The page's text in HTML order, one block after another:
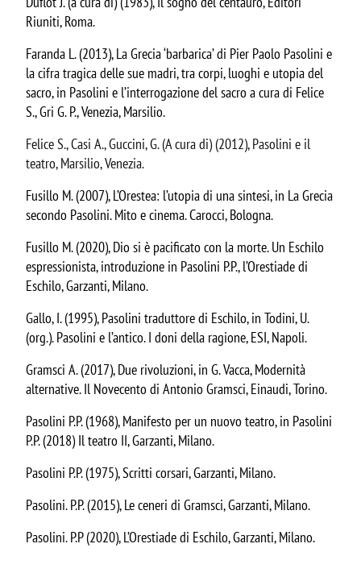
Riuniti, Roma.
Faranda L. (2013), La Grecia ‘barbarica’ di Pier Paolo Pasolini e
la cifra tragica delle sue madri, tra corpi, luoghi e utopia del
sacro, in Pasolini e l’interrogazione del sacro a cura di Felice
S., Gri G. P., Venezia, Marsilio.
Felice S., Casi A., Guccini, G. (A cura di) (2012), Pasolini e il
teatro, Marsilio, Venezia.
Fusillo M. (2007), L’Orestea: l’utopia di una sintesi, in La Grecia
secondo Pasolini. Mito e cinema. Carocci, Bologna.
Fusillo M. (2020), Dio si è pacificato con la morte. Un Eschilo
espressionista, introduzione in Pasolini P.P., l’Orestiade di
Eschilo, Garzanti, Milano.
Gallo, I. (1995), Pasolini traduttore di Eschilo, in Todini, U.
(org.). Pasolini e l’antico. I doni della ragione, ESI, Napoli.
Gramsci A. (2017), Due rivoluzioni, in G. Vacca, Modernità
alternative. Il Novecento di Antonio Gramsci, Einaudi, Torino.
Pasolini P.P. (1968), Manifesto per un nuovo teatro, in Pasolini
P.P. (2018) Il teatro II, Garzanti, Milano.
Pasolini P.P. (1975), Scritti corsari, Garzanti, Milano.
Pasolini. P.P. (2015), Le ceneri di Gramsci, Garzanti, Milano.
Pasolini. P.P (2020), L’Orestiade di Eschilo, Garzanti, Milano.